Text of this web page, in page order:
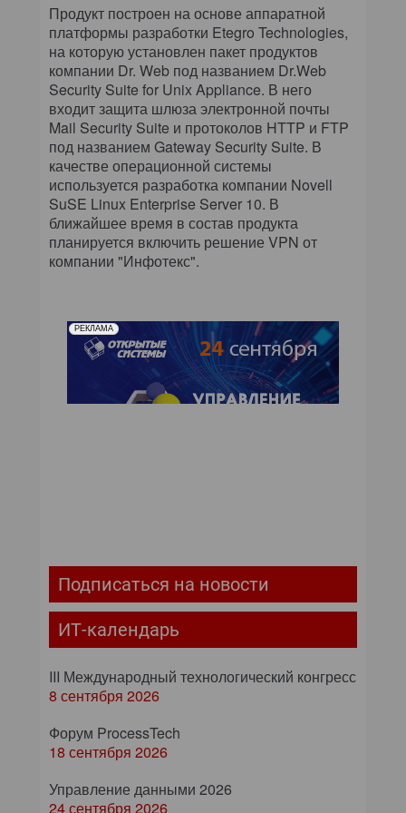
КОМПЬЮТЕРНЫЙ МИР
ИТ В ЗДРАВООХРАНЕНИИ
ПАРТНЕРСКИЕ ПРОЕКТЫ
ИТ-КАЛЕНДАРЬ
ЭКСПЕРТИЗА
Продукт построен на основе аппаратной
платформы разработки Etegro Technologies,
на которую установлен пакет продуктов
компании Dr. Web под названием Dr.Web
Security Suite for Unix Appliance. В него
входит защита шлюза электронной почты
Mail Security Suite и протоколов HTTP и FTP
под названием Gateway Security Suite. В
качестве операционной системы
используется разработка компании Novell
SuSE Linux Enterprise Server 10. В
ближайшее время в состав продукта
планируется включить решение VPN от
компании "Инфотекс".
РЕКЛАМА
Подписаться на новости
ИТ-календарь
III Международный технологический конгресс
8 сентября 2026
Форум ProcessTech
18 сентября 2026
Управление данными 2026
24 сентября 2026